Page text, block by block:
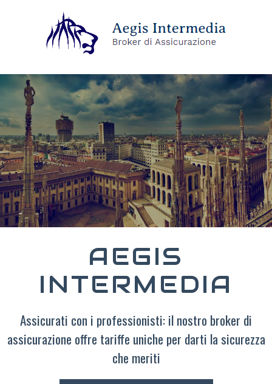
AEGIS
INTERMEDIA
Assicurati con i professionisti: il nostro broker di
assicurazione offre tariffe uniche per darti la sicurezza
che meriti